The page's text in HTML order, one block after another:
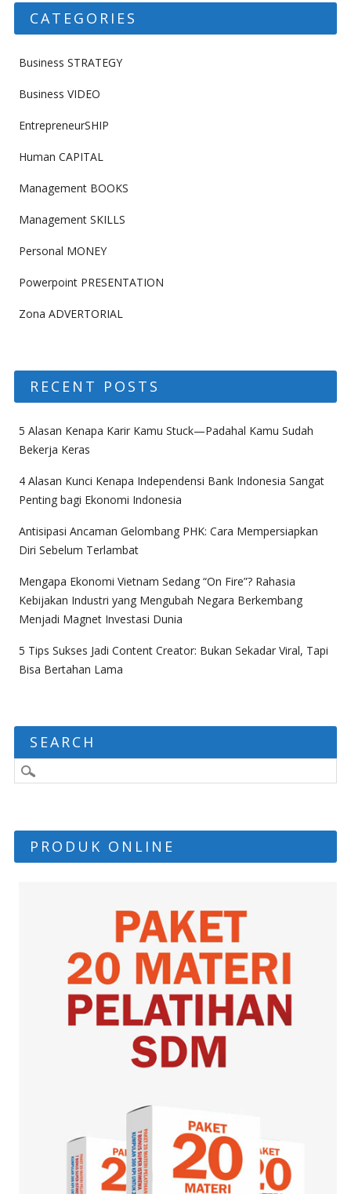
CATEGORIES
Business STRATEGY
Business VIDEO
EntrepreneurSHIP
Human CAPITAL
Management BOOKS
Management SKILLS
Personal MONEY
Powerpoint PRESENTATION
Zona ADVERTORIAL
RECENT POSTS
5 Alasan Kenapa Karir Kamu Stuck—Padahal Kamu Sudah
Bekerja Keras
4 Alasan Kunci Kenapa Independensi Bank Indonesia Sangat
Penting bagi Ekonomi Indonesia
Antisipasi Ancaman Gelombang PHK: Cara Mempersiapkan
Diri Sebelum Terlambat
Mengapa Ekonomi Vietnam Sedang “On Fire”? Rahasia
Kebijakan Industri yang Mengubah Negara Berkembang
Menjadi Magnet Investasi Dunia
5 Tips Sukses Jadi Content Creator: Bukan Sekadar Viral, Tapi
Bisa Bertahan Lama
SEARCH
PRODUK ONLINE